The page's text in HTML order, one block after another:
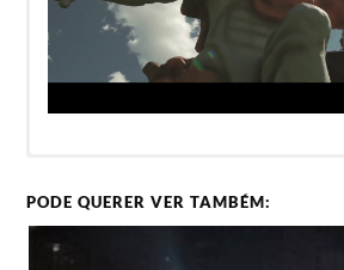
PODE QUERER VER TAMBÉM: